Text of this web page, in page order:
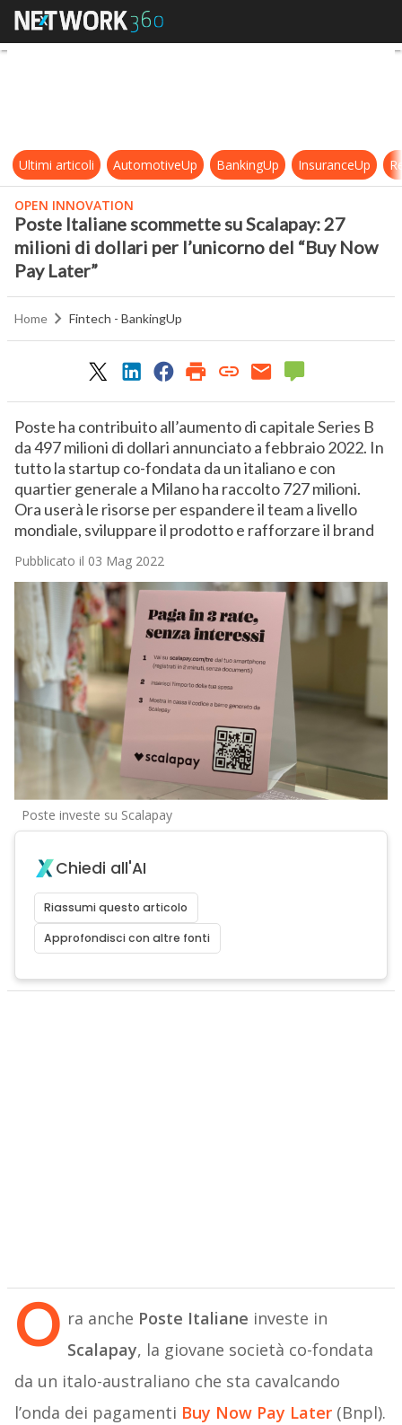
Poste Italiane scommette su
Ultimi articoli AutomotiveUp BankingUp InsuranceUp
OPEN INNOVATION
Poste Italiane scommette su Scalapay: 27
milioni di dollari per l’unicorno del “Buy Now
Pay Later”
Home Fintech - BankingUp
Poste ha contribuito all’aumento di capitale Series B
da 497 milioni di dollari annunciato a febbraio 2022. In
tutto la startup co-fondata da un italiano e con
quartier generale a Milano ha raccolto 727 milioni.
Ora userà le risorse per espandere il team a livello
mondiale, sviluppare il prodotto e rafforzare il brand
Pubblicato il 03 Mag 2022
Poste investe su Scalapay
Chiedi all'AI
Riassumi questo articolo
Approfondisci con altre fonti
O ra anche Poste Italiane investe in
Scalapay, la giovane società co-fondata
da un italo-australiano che sta cavalcando
l’onda dei pagamenti Buy Now Pay Later(Bnpl).